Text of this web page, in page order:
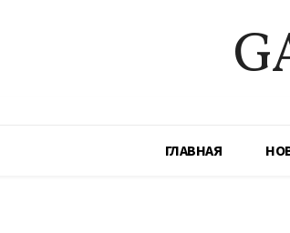
ГЛАВНАЯ